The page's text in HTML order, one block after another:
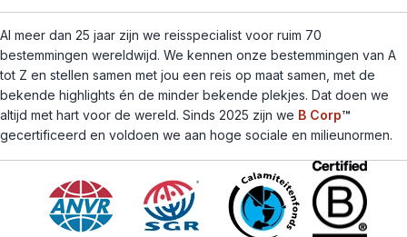
Al meer dan 25 jaar zijn we reisspecialist voor ruim 70
bestemmingen wereldwijd. We kennen onze bestemmingen van A
tot Z en stellen samen met jou een reis op maat samen, met de
bekende highlights én de minder bekende plekjes. Dat doen we
altijd met hart voor de wereld. Sinds 2025 zijn we B Corp™
gecertificeerd en voldoen we aan hoge sociale en milieunormen.